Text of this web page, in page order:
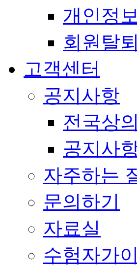
개인정
회원탈퇴
고객센터
공지사항
전국상
공지사
자주하는
문의하기
자료실
수험자가